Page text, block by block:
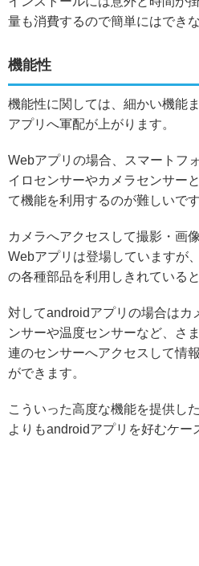
量も消費するので簡単にはでき
機能性
機能性に関しては、細かい機能
アプリへ軍配が上がります。
Webアプリの場合、スマートフ
イロセンサーやカメラセンサー
て機能を利用するのが難しいです
カメラへアクセスして撮影・画
Webアプリは登場していますが
の各種部品を利用しきれている
対してandroidアプリの場合はカ
ンサーや温度センサーなど、さ
連のセンサーへアクセスして情
ができます。
こういった高度な機能を提供し
よりもandroidアプリを好むケー